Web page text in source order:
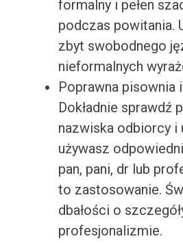
formalny i pełen
podczas powitania.
zbyt swobodnego
nieformalnych
Poprawna pisownia i
Dokładnie sprawdź
nazwiska odbiorcy i
używasz
pan, pani, dr lub
to zastosowanie.
dbałości o
profesjonalizmie.